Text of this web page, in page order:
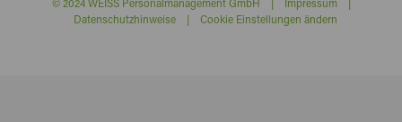
Datenschutzhinweise| Cookie Einstellungen ändern